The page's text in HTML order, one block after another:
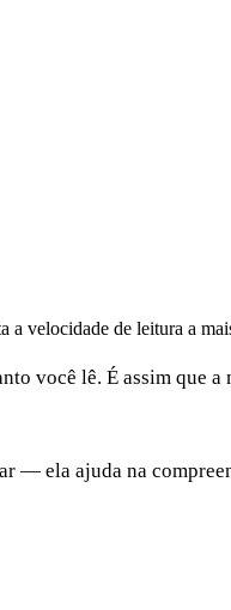
a velocidade de leitura a
você lê. É assim que
— ela ajuda na